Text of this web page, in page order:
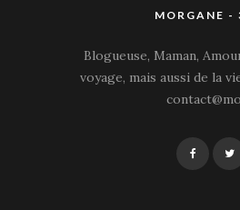
MORGANE -
Blogueuse, Maman,
voyage, mais aussi de la